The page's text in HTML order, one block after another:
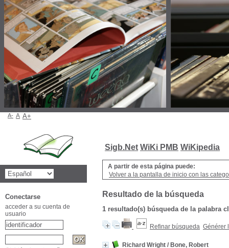
Sigb.Net WiKi PMB WiKipedia
A partir de esta página puede:
Volver a la pantalla de inicio con las
Resultado de la búsqueda
1 resultado(s) búsqueda de la palabra
Refinar búsqueda Générer
Richard Wright / Bone, Robert
A- A A+
Conectarse
acceder a su cuenta de
usuario